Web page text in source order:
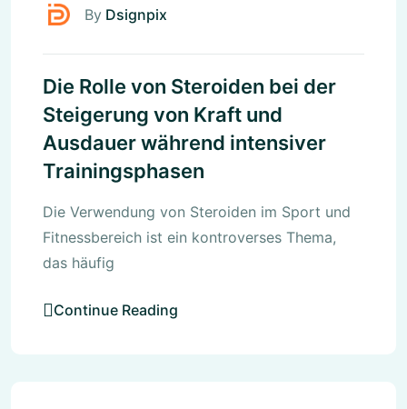
By Dsignpix
Die Rolle von Steroiden bei der
Steigerung von Kraft und
Ausdauer während intensiver
Trainingsphasen
Die Verwendung von Steroiden im Sport und
Fitnessbereich ist ein kontroverses Thema,
das häufig
Continue Reading